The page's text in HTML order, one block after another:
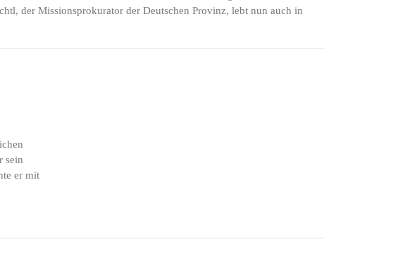
der Missionsprokurator der Deutschen Provinz, lebt nun auch in
sein
er mit